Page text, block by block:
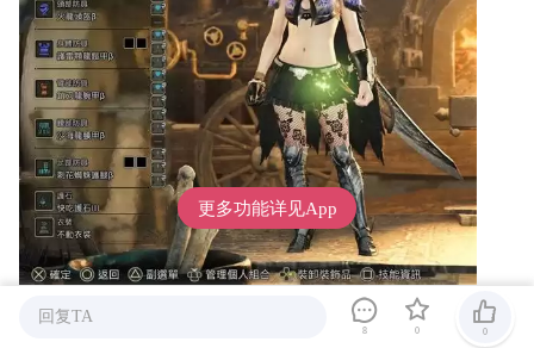
回复TA
8 0 0
更多功能详见App